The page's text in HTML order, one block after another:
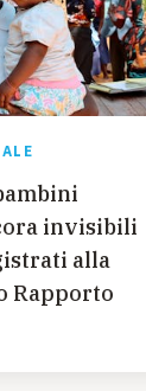
invisibili
alla
Rapporto